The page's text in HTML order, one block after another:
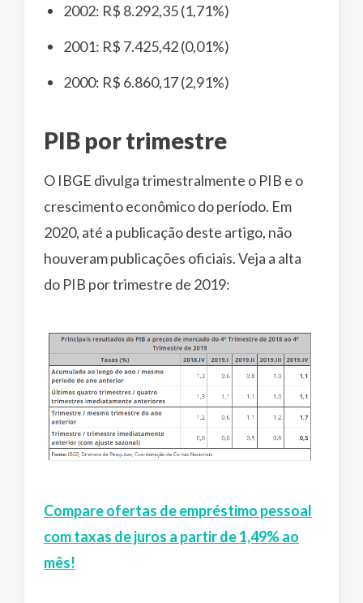
2002: R$ 8.292,35 (1,71%)
2001: R$ 7.425,42 (0,01%)
2000: R$ 6.860,17 (2,91%)
PIB por trimestre
O IBGE divulga trimestralmente o PIB e o
crescimento econômico do período. Em
2020, até a publicação deste artigo, não
houveram publicações oficiais. Veja a alta
do PIB por trimestre de 2019:
Compare ofertas de empréstimo pessoal
com taxas de juros a partir de 1,49% ao
mês!